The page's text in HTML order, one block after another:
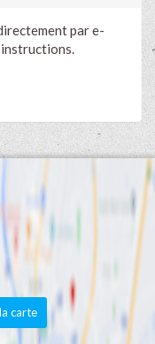
par e-
carte